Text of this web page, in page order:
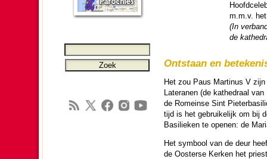
m.m.v.
(In
de
Ontstaan en
Het zou Paus Martinus V
Lateranen (de ka­the­draal
de Romeinse Sint
tijd is het gebruike­lijk om bij
Basilieken te openen: de
Het symbool van de deur
de Oosterse Kerken het